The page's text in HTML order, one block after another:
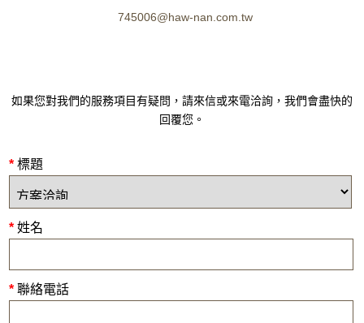
745006@haw-nan.com.tw
如果您對我們的服務項目有疑問，請來信或來電洽詢，我們會盡快的
回覆您。
* 標題
* 姓名
* 聯絡電話